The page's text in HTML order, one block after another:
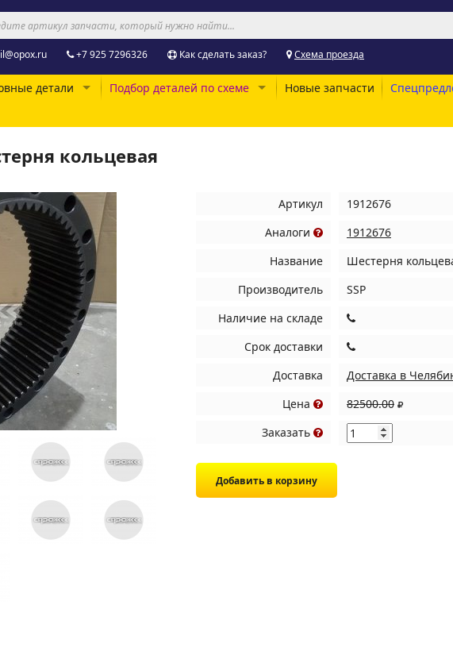
+7 925 7296326 Как сделать заказ? Схема проезда
детали Подбор деталей по схеме Новые запчасти
кольцевая
Артикул
1912676
Аналоги
1912676
Название
Шестерня
Производитель
SSP
Наличие на складе
Срок доставки
Доставка
Доставка в
Цена
82500.00
Заказать